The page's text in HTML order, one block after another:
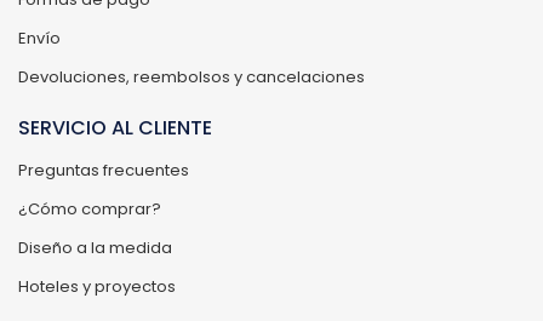
Envío
Devoluciones, reembolsos y cancelaciones
SERVICIO AL CLIENTE
Preguntas frecuentes
¿Cómo comprar?
Diseño a la medida
Hoteles y proyectos